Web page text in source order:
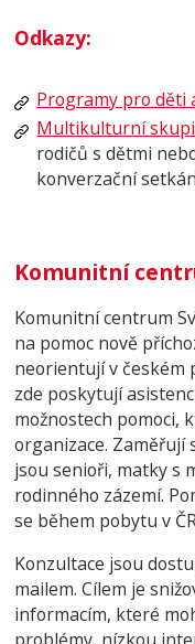
Odkazy:
Programy pro děti
Multikulturní
rodičů s dětmi
konverzační
Komunitní
Komunitní centrum
na pomoc nově
neorientují v
zde poskytují
možnostech pomoci,
organizace. Zaměřují
jsou senioři, matky s
rodinného zázemí.
se během pobytu v
Konzultace jsou
mailem. Cílem je
informacím, které